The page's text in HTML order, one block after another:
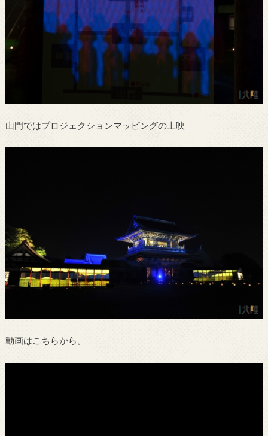
山門ではプロジェクションマッピングの上映
動画はこちらから。